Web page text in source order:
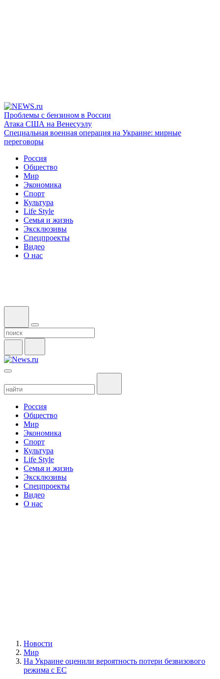
Проблемы с бензином в России
Атака США на Венесуэлу
Специальная военная операция на Украине: мирные
переговоры
Россия
Общество
Мир
Экономика
Спорт
Культура
Life Style
Семья и жизнь
Эксклюзивы
Спецпроекты
Видео
О нас
Россия
Общество
Мир
Экономика
Спорт
Культура
Life Style
Семья и жизнь
Эксклюзивы
Спецпроекты
Видео
О нас
Новости
Мир
На Украине оценили вероятность потери безвизового
режима с ЕС